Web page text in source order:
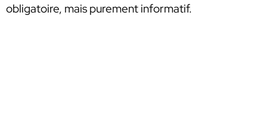
obligatoire, mais purement informatif.